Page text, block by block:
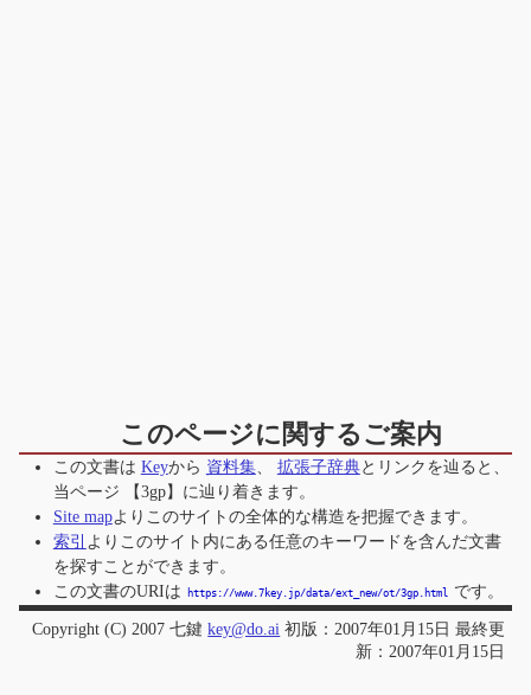
このページに関するご案内
この文書は Keyから 資料集、 拡張子辞典とリンクを辿ると、
当ページ
【3gp】 に辿り着きます。
Site mapよりこのサイトの全体的な構造を把握できます。
索引 よりこのサイト内にある任意のキーワードを含んだ文書
を探すことができます。
この文書のURIは
https://www.7key.jp/data/ext_new/ot/3gp.html です。
Copyright (C) 2007 七鍵key@do.ai 初版：2007年01月15日 最終更
新：2007年01月15日